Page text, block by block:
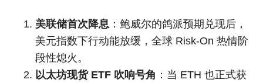
美联储首次降息 ：鲍威尔的鸽派预期兑现后，
美元指数下行动能放缓，全球 Risk-On 热情阶
段性熄火。
以太坊现货 ETF 吹响号角 ：当 ETH 也正式获